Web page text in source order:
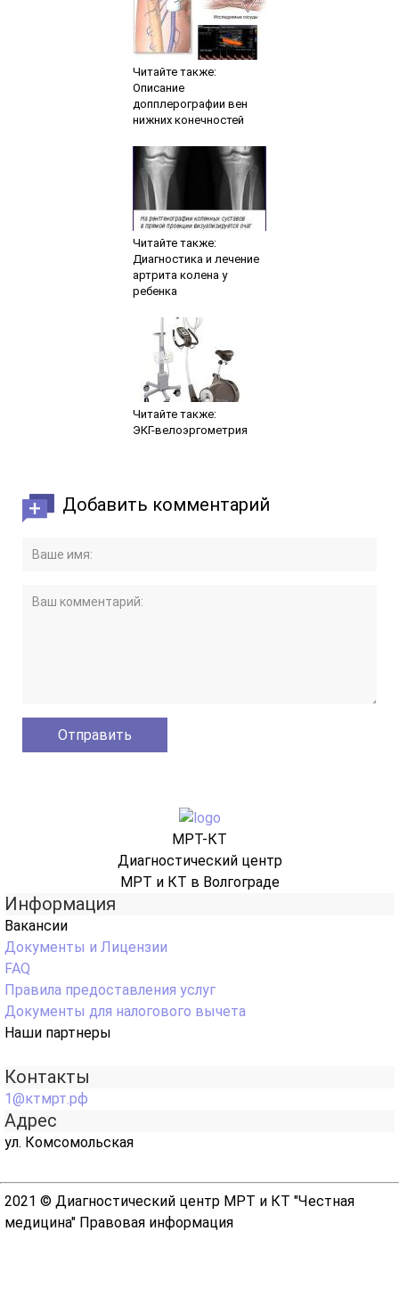
Читайте также:
Описание
допплерографии вен
нижних конечностей
Читайте также:
Диагностика и лечение
артрита колена у
ребенка
Читайте также:
ЭКГ-велоэргометрия
Добавить комментарий
МРТ-КТ
Диагностический центр
МРТ и КТ в Волгограде
Информация
Вакансии
Документы и Лицензии
FAQ
Правила предоставления услуг
Документы для налогового вычета
Наши партнеры
Контакты
1@ктмрт.рф
Адрес
ул. Комсомольская
2021 © Диагностический центр МРТ и КТ "Честная
медицина" Правовая информация